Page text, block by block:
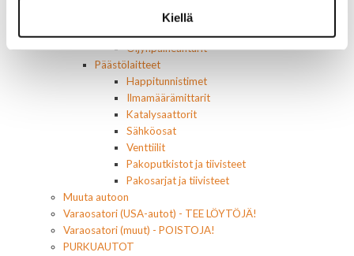
Kiellä
Kiristimet
Öljynpaineanturit
Päästölaitteet
Happitunnistimet
Ilmamäärämittarit
Katalysaattorit
Sähköosat
Venttiilit
Pakoputkistot ja tiivisteet
Pakosarjat ja tiivisteet
Muuta autoon
Varaosatori (USA-autot) - TEE LÖYTÖJÄ!
Varaosatori (muut) - POISTOJA!
PURKUAUTOT